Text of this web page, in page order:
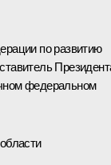
по развитию
федеральном